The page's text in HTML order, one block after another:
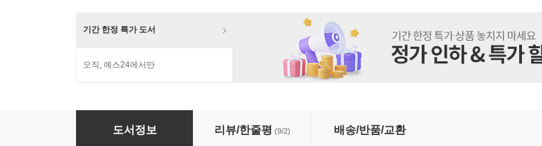
기간 한정 특가 도서
오직, 예스24에서만
사랑하는 이모들
도서정보 리뷰/한줄평 (9/2) 배송/반품/교환